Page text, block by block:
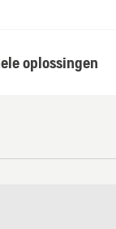
oplossingen